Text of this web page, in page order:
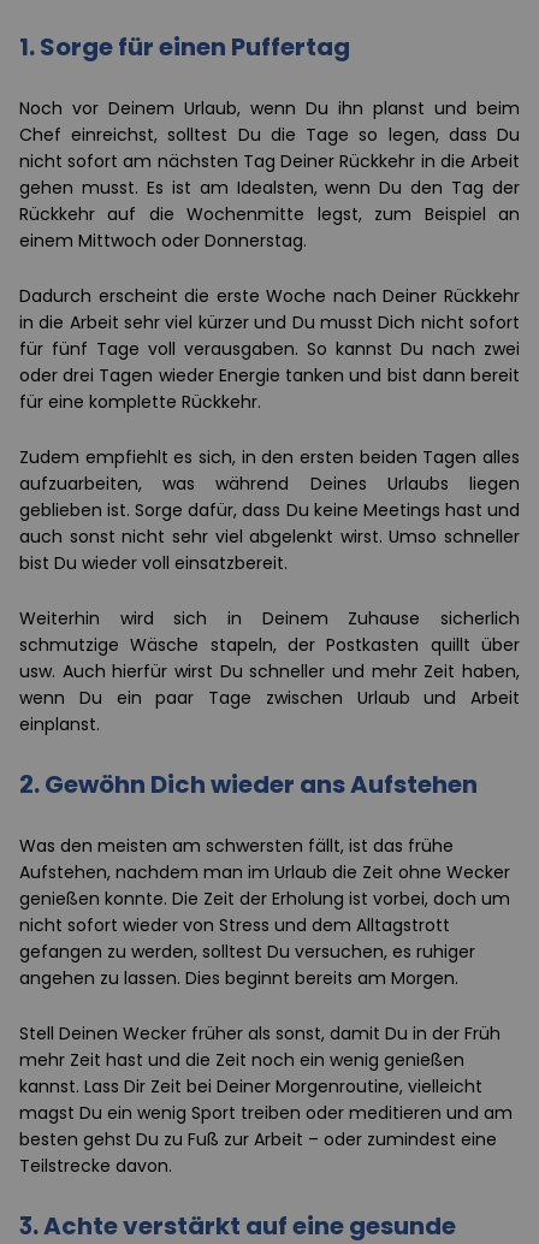
1.Sorge für einen Puffertag
Noch vor Deinem Urlaub, wenn Du ihn planst und beim
Chef einreichst, solltest Du die Tage so legen, dass Du
nicht sofort am nächsten Tag Deiner Rückkehr in die Arbeit
gehen musst. Es ist am Idealsten, wenn Du den Tag der
Rückkehr auf die Wochenmitte legst, zum Beispiel an
einem Mittwoch oder Donnerstag.
Dadurch erscheint die erste Woche nach Deiner Rückkehr
in die Arbeit sehr viel kürzer und Du musst Dich nicht sofort
für fünf Tage voll verausgaben. So kannst Du nach zwei
oder drei Tagen wieder Energie tanken und bist dann bereit
für eine komplette Rückkehr.
Zudem empfiehlt es sich, in den ersten beiden Tagen alles
aufzuarbeiten, was während Deines Urlaubs liegen
geblieben ist. Sorge dafür, dass Du keine Meetings hast und
auch sonst nicht sehr viel abgelenkt wirst. Umso schneller
bist Du wieder voll einsatzbereit.
Weiterhin wird sich in Deinem Zuhause sicherlich
schmutzige Wäsche stapeln, der Postkasten quillt über
usw. Auch hierfür wirst Du schneller und mehr Zeit haben,
wenn Du ein paar Tage zwischen Urlaub und Arbeit
einplanst.
2.Gewöhn Dich wieder ans Aufstehen
Was den meisten am schwersten fällt, ist das frühe
Aufstehen, nachdem man im Urlaub die Zeit ohne Wecker
genießen konnte. Die Zeit der Erholung ist vorbei, doch um
nicht sofort wieder von Stress und dem Alltagstrott
gefangen zu werden, solltest Du versuchen, es ruhiger
angehen zu lassen. Dies beginnt bereits am Morgen.
Stell Deinen Wecker früher als sonst, damit Du in der Früh
mehr Zeit hast und die Zeit noch ein wenig genießen
kannst. Lass Dir Zeit bei Deiner Morgenroutine, vielleicht
magst Du ein wenig Sport treiben oder meditieren und am
besten gehst Du zu Fuß zur Arbeit – oder zumindest eine
Teilstrecke davon.
3.Achte verstärkt auf eine gesunde